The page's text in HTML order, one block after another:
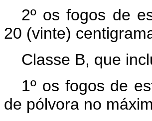
2º os fogos de
20 (vinte)
Classe B, que
1º os fogos de
de pólvora no